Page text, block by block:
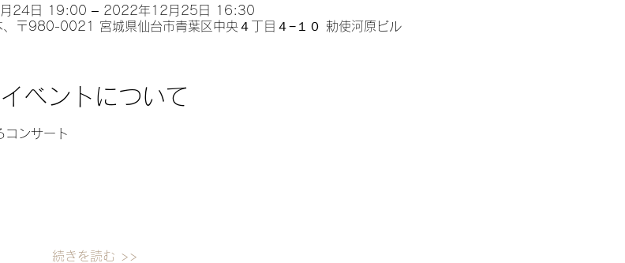
24日 19:00 – 2022年12月25日 16:30
、〒980-0021 宮城県仙台市青葉区中央４丁目４−１０ 勅使河原ビル
イベントについて
コンサート
続きを読む >>